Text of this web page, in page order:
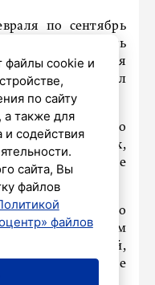
по сентябрь
должность
истребования
№ 9, получил
рублей.
сведения о
лицах,
базе
тайну.
помимо
о незаконном
сведений,
тайну, а также
файлы cookie и
по сайту
также для
и содействия
сайта, Вы
файлов
файлов